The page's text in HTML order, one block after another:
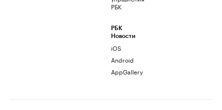
РБК
РБК
Новости
iOS
Android
AppGallery